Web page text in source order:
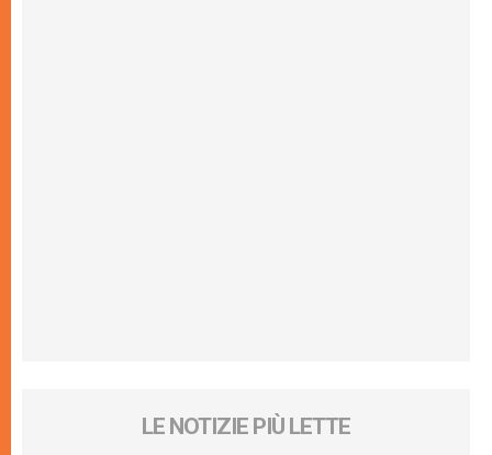
LE NOTIZIE PIÙ LETTE